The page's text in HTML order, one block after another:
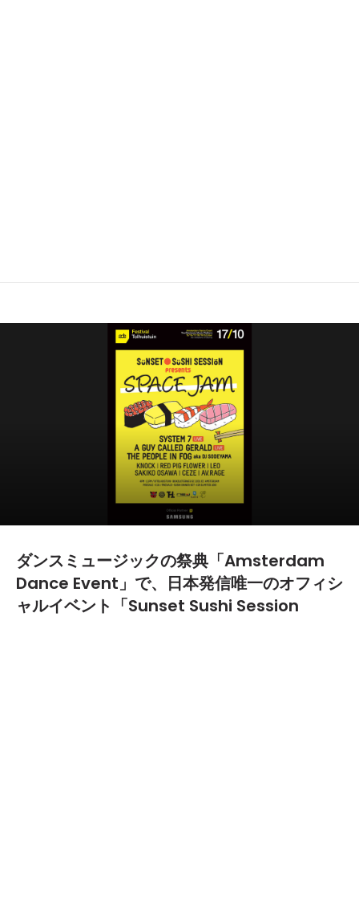
ダンスミュージックの祭典「Amsterdam
Dance Event」で、日本発信唯一のオフィシ
ャルイベント「Sunset Sushi Session